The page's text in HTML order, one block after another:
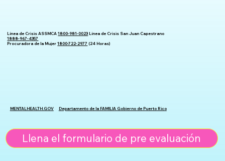
Línea de Crisis ASSMCA1800-981-0023 Línea de Crisis San Juan Capestrano
1888-967-4357
Procuradora de la Mujer1800-722-2977 (24 Horas)
MENTALHEALTH.GOV Departamento de la FAMILIA Gobierno de Puerto Rico
Llena el formulario de pre evaluación